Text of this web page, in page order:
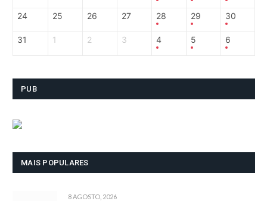
24 25 26 27 28 29 30
31 1 2 3 4 5 6
PUB
MAIS POPULARES
8 AGOSTO, 2026